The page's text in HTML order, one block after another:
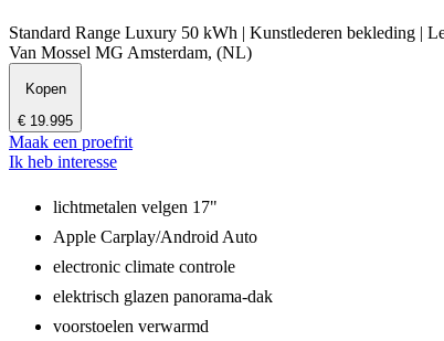
Standard Range Luxury 50 kWh | Kunstlederen bekleding |
Van Mossel MG Amsterdam, (NL)
Kopen
€ 19.995
Maak een proefrit
Ik heb interesse
lichtmetalen velgen 17"
Apple Carplay/Android Auto
electronic climate controle
elektrisch glazen panorama-dak
voorstoelen verwarmd